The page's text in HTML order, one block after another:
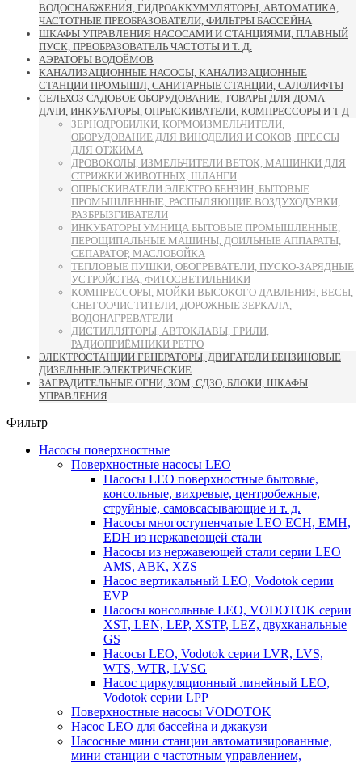
ВОДОСНАБЖЕНИЯ, ГИДРОАККУМУЛЯТОРЫ, АВТОМАТИКА,
ЧАСТОТНЫЕ ПРЕОБРАЗОВАТЕЛИ, ФИЛЬТРЫ БАССЕЙНА
ШКАФЫ УПРАВЛЕНИЯ НАСОСАМИ И СТАНЦИЯМИ, ПЛАВНЫЙ
ПУСК, ПРЕОБРАЗОВАТЕЛЬ ЧАСТОТЫ И Т. Д.
АЭРАТОРЫ ВОДОЁМОВ
КАНАЛИЗАЦИОННЫЕ НАСОСЫ, КАНАЛИЗАЦИОННЫЕ
СТАНЦИИ ПРОМЫШЛ, САНИТАРНЫЕ СТАНЦИИ, САЛОЛИФТЫ
СЕЛЬХОЗ САДОВОЕ ОБОРУДОВАНИЕ, ТОВАРЫ ДЛЯ ДОМА
ДАЧИ, ИНКУБАТОРЫ, ОПРЫСКИВАТЕЛИ, КОМПРЕССОРЫ И Т Д
ЗЕРНОДРОБИЛКИ, КОРМОИЗМЕЛЬЧИТЕЛИ,
ОБОРУДОВАНИЕ ДЛЯ ВИНОДЕЛИЯ И СОКОВ, ПРЕССЫ
ДЛЯ ОТЖИМА
ДРОВОКОЛЫ, ИЗМЕЛЬЧИТЕЛИ ВЕТОК, МАШИНКИ ДЛЯ
СТРИЖКИ ЖИВОТНЫХ, ШЛАНГИ
ОПРЫСКИВАТЕЛИ ЭЛЕКТРО БЕНЗИН, БЫТОВЫЕ
ПРОМЫШЛЕННЫЕ, РАСПЫЛЯЮЩИЕ ВОЗДУХОДУВКИ,
РАЗБРЫЗГИВАТЕЛИ
ИНКУБАТОРЫ УМНИЦА БЫТОВЫЕ ПРОМЫШЛЕННЫЕ,
ПЕРОЩИПАЛЬНЫЕ МАШИНЫ, ДОИЛЬНЫЕ АППАРАТЫ,
СЕПАРАТОР, МАСЛОБОЙКА
ТЕПЛОВЫЕ ПУШКИ, ОБОГРЕВАТЕЛИ, ПУСКО-ЗАРЯДНЫЕ
УСТРОЙСТВА, ФИТОСВЕТИЛЬНИКИ
КОМПРЕССОРЫ, МОЙКИ ВЫСОКОГО ДАВЛЕНИЯ, ВЕСЫ,
СНЕГООЧИСТИТЕЛИ, ДОРОЖНЫЕ ЗЕРКАЛА,
ВОДОНАГРЕВАТЕЛИ
ДИСТИЛЛЯТОРЫ, АВТОКЛАВЫ, ГРИЛИ,
РАДИОПРИЁМНИКИ РЕТРО
ЭЛЕКТРОСТАНЦИИ ГЕНЕРАТОРЫ, ДВИГАТЕЛИ БЕНЗИНОВЫЕ
ДИЗЕЛЬНЫЕ ЭЛЕКТРИЧЕСКИЕ
ЗАГРАДИТЕЛЬНЫЕ ОГНИ, ЗОМ, СДЗО, БЛОКИ, ШКАФЫ
УПРАВЛЕНИЯ
Фильтр
Насосы поверхностные
Поверхностные насосы LEO
Насосы LEO поверхностные бытовые,
консольные, вихревые, центробежные,
струйные, самовсасывающие и т. д.
Насосы многоступенчатые LEO ECH, EMH,
EDH из нержавеющей стали
Насосы из нержавеющей стали серии LEO
AMS, ABK, XZS
Насос вертикальный LEO, Vodotok серии
EVP
Насосы консольные LEO, VODOTOK серии
XST, LEN, LEP, XSTP, LEZ, двухканальные
GS
Насосы LEO, Vodotok серии LVR, LVS,
WTS, WTR, LVSG
Насос циркуляционный линейный LEO,
Vodotok серии LPP
Поверхностные насосы VODOTOK
Насос LEO для бассейна и джакузи
Насосные мини станции автоматизированные,
мини станции с частотным управлением,